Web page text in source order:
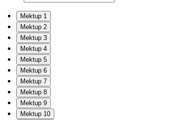
Mektup 1
Mektup 2
Mektup 3
Mektup 4
Mektup 5
Mektup 6
Mektup 7
Mektup 8
Mektup 9
Mektup 10